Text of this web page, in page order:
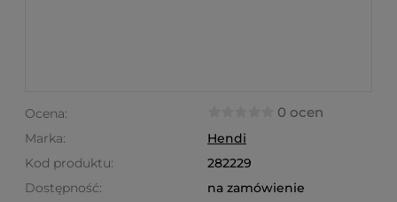
Ocena: 0 ocen
Marka:
Hendi
Kod produktu:
282229
Dostępność:
na zamówienie